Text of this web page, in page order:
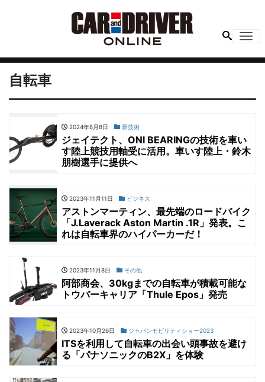
自転車
2024年8月8日 新技術
ジェイテクト、ONI BEARINGの技術を車い
す陸上競技用軸受に活用。車いす陸上・鈴木
朋樹選手に提供へ
2023年11月11日 ビジネス
アストンマーティン、最先端のロードバイク
「J.Laverack Aston Martin .1R」発表。こ
れは自転車界のハイパーカーだ！
2023年11月8日 その他
阿部商会、30kgまでの自転車が積載可能な
トウバーキャリア「Thule Epos」発売
2023年10月26日 ジャパンモビリティショー2023
ITSを利用して自転車の出会い頭事故を避け
る「パナソニックのB2X」を体験